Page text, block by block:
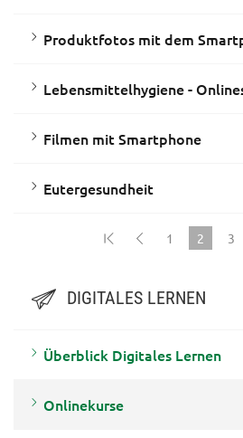
Produktfotos mit dem
Lebensmittelhygiene -
Filmen mit Smartphone
Eutergesundheit
1
2
3
DIGITALES LERNEN
Überblick Digitales Lernen
Onlinekurse